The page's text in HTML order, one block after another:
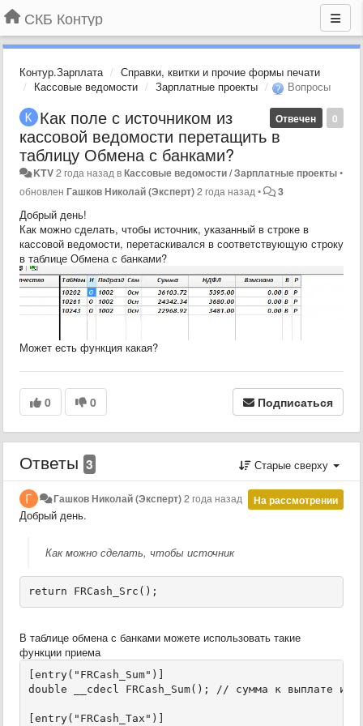
СКБ Контур
Контур.Зарплата
Справки, квитки и прочие формы печати
Кассовые ведомости
Зарплатные проекты Вопросы
0
Отвечен
Как поле с источником из
кассовой ведомости перетащить в
таблицу Обмена с банками?
KTV2 года назад вКассовые ведомости / Зарплатные проекты•
обновлен Гашков Николай (Эксперт)2 года назад • 3
Добрый день!
Как можно сделать, чтобы источник, указанный в строке в
кассовой ведомости, перетаскивался в соответствующую строку
в таблице Обмена с банками?
Может есть функция какая?
0 0 Подписаться
Ответы 3 Старые сверху
На рассмотрении
Гашков Николай (Эксперт)2 года назад
Добрый день.
Как можно сделать, чтобы источник
return FRCash_Src();
В таблице обмена с банками можете использовать такие
функции приема
[entry("FRCash_Sum")]
double __cdecl FRCash_Sum(); // сумма к выплате из
[entry("FRCash_Tax")]